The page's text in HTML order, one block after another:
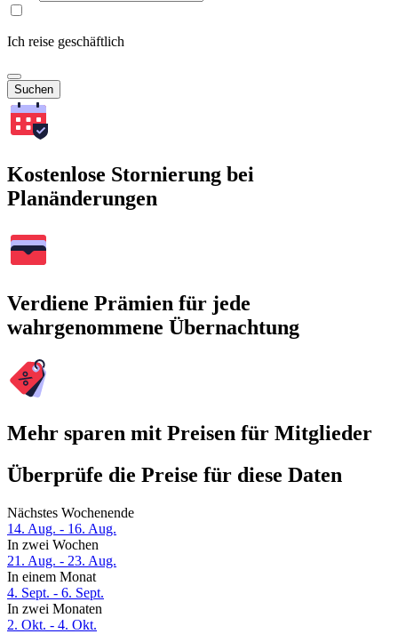
Ich reise geschäftlich
Suchen
Kostenlose Stornierung bei
Planänderungen
Verdiene Prämien für jede
wahrgenommene Übernachtung
Mehr sparen mit Preisen für Mitglieder
Überprüfe die Preise für diese Daten
Nächstes Wochenende
14. Aug. - 16. Aug.
In zwei Wochen
21. Aug. - 23. Aug.
In einem Monat
4. Sept. - 6. Sept.
In zwei Monaten
2. Okt. - 4. Okt.